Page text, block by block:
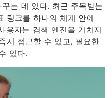
는 데 있다. 최근 주목받는
링크를 하나의 체계 안에
용자는 검색 엔진을 거치지
시 접근할 수 있고, 필요한
있다.